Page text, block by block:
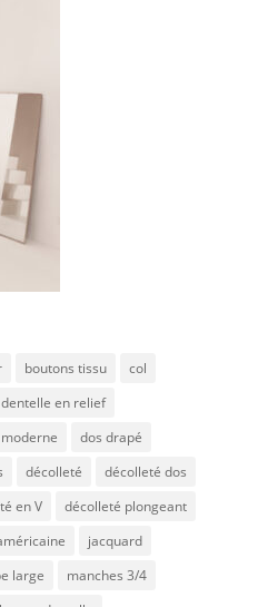
boutons tissu
col
dentelle en relief
dos drapé
décolleté
décolleté dos
en V
décolleté plongeant
jacquard
large
manches 3/4